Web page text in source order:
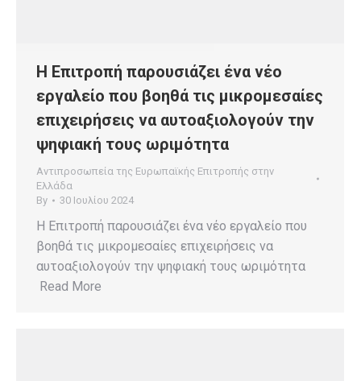
Η Επιτροπή παρουσιάζει ένα νέο
εργαλείο που βοηθά τις μικρομεσαίες
επιχειρήσεις να αυτοαξιολογούν την
ψηφιακή τους ωριμότητα
Αντιπροσωπεία της Ευρωπαϊκής Επιτροπής στην
Ελλάδα
By
30 Ιουλίου 2024
Η Επιτροπή παρουσιάζει ένα νέο εργαλείο που
βοηθά τις μικρομεσαίες επιχειρήσεις να
αυτοαξιολογούν την ψηφιακή τους ωριμότητα
Read More